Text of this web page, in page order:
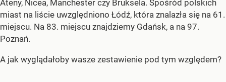
Ateny, Nicea, Manchester czy Bruksela. Spośród polskich
miast na liście uwzględniono Łódź, która znalazła się na 61.
miejscu. Na 83. miejscu znajdziemy Gdańsk, a na 97.
Poznań.
A jak wyglądałoby wasze zestawienie pod tym względem?